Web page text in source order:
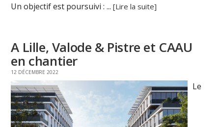
Un objectif est poursuivi : ...[Lire la suite]
A Lille, Valode & Pistre et CAAU
en chantier
12 DÉCEMBRE 2022
Le